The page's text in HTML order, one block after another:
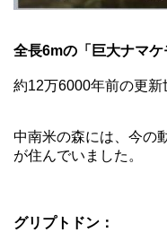
全長6mの「巨大ナマケ
約12万6000年前の更新
中南米の森には、今の
が住んでいました。
グリプトドン：